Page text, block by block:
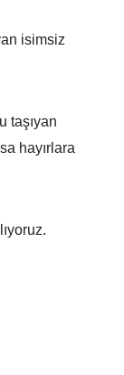
isimsiz
taşıyan
hayırlara